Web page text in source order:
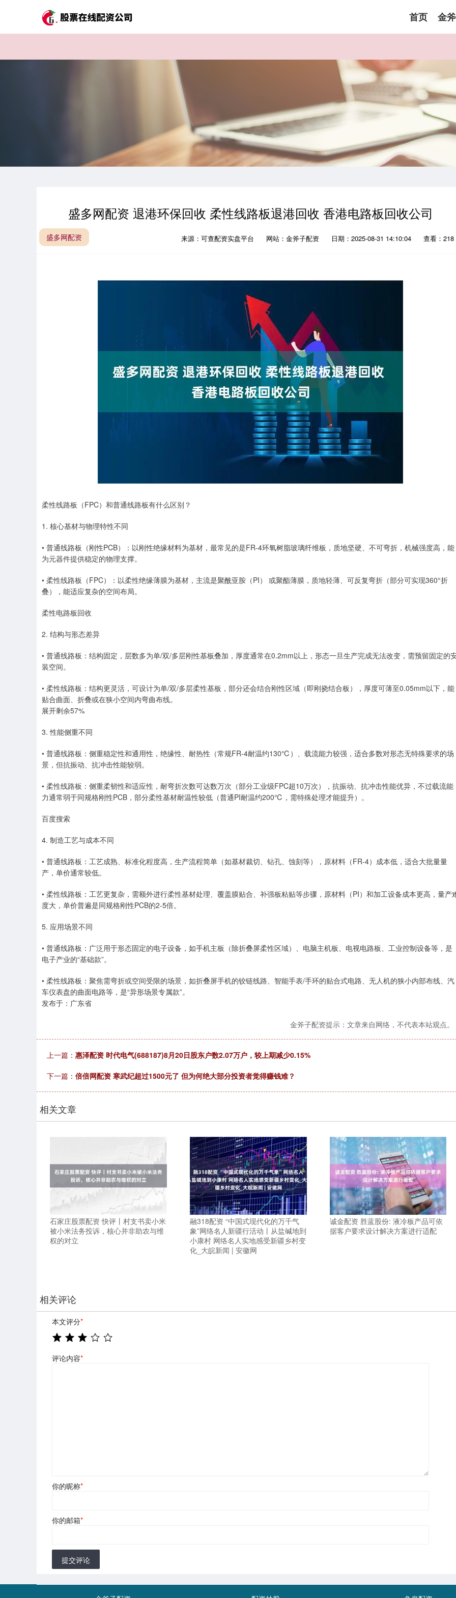
首页 金
盛多网配资 退港环保回收 柔性线路板退港回收 香港电路板回收公司
盛多网配资 来源：可查配资实盘平台 网站：金斧子配资 日期：2025-08-31 14:10:04 查看：218
柔性线路板（FPC）和普通线路板有什么区别？
1. 核心基材与物理特性不同
• 普通线路板（刚性PCB）：以刚性绝缘材料为基材，最常见的是FR-4环氧树脂玻璃纤维板，质地坚硬、不可弯折，机械强度高，能
为元器件提供稳定的物理支撑。
• 柔性线路板（FPC）：以柔性绝缘薄膜为基材，主流是聚酰亚胺（PI） 或聚酯薄膜，质地轻薄、可反复弯折（部分可实现360°折
叠），能适应复杂的空间布局。
柔性电路板回收
2. 结构与形态差异
• 普通线路板：结构固定，层数多为单/双/多层刚性基板叠加，厚度通常在0.2mm以上，形态一旦生产完成无法改变，需预留固定的
装空间。
• 柔性线路板：结构更灵活，可设计为单/双/多层柔性基板，部分还会结合刚性区域（即刚挠结合板），厚度可薄至0.05mm以下，能
贴合曲面、折叠或在狭小空间内弯曲布线。
展开剩余57%
3. 性能侧重不同
• 普通线路板：侧重稳定性和通用性，绝缘性、耐热性（常规FR-4耐温约130℃）、载流能力较强，适合多数对形态无特殊要求的场
景，但抗振动、抗冲击性能较弱。
• 柔性线路板：侧重柔韧性和适应性，耐弯折次数可达数万次（部分工业级FPC超10万次），抗振动、抗冲击性能优异，不过载流能
力通常弱于同规格刚性PCB，部分柔性基材耐温性较低（普通PI耐温约200℃，需特殊处理才能提升）。
百度搜索
4. 制造工艺与成本不同
• 普通线路板：工艺成熟、标准化程度高，生产流程简单（如基材裁切、钻孔、蚀刻等），原材料（FR-4）成本低，适合大批量量
产，单价通常较低。
• 柔性线路板：工艺更复杂，需额外进行柔性基材处理、覆盖膜贴合、补强板粘贴等步骤，原材料（PI）和加工设备成本更高，量产
度大，单价普遍是同规格刚性PCB的2-5倍。
5. 应用场景不同
• 普通线路板：广泛用于形态固定的电子设备，如手机主板（除折叠屏柔性区域）、电脑主机板、电视电路板、工业控制设备等，是
电子产业的“基础款”。
• 柔性线路板：聚焦需弯折或空间受限的场景，如折叠屏手机的铰链线路、智能手表/手环的贴合式电路、无人机的狭小内部布线、汽
车仪表盘的曲面电路等，是“异形场景专属款”。
发布于：广东省
金斧子配资提示：文章来自网络，不代表本站观点。
上一篇： 惠泽配资 时代电气(688187)8月20日股东户数2.07万户，较上期减少0.15%
下一篇： 倍倍网配资 寒武纪超过1500元了 但为何绝大部分投资者觉得赚钱难？
相关文章
石家庄股票配资 快评丨村支书卖小米
被小米法务投诉，核心并非助农与维
权的对立
融318配资 “中国式现代化的万千气
象”网络名人新疆行活动丨从盐碱地到
小康村 网络名人实地感受新疆乡村变
化_大皖新闻 | 安徽网
诚金配资 胜蓝股份: 液冷板产品可依
据客户要求设计解决方案进行适配
相关评论
本文评分*
评论内容*
你的昵称*
你的邮箱*
提交评论